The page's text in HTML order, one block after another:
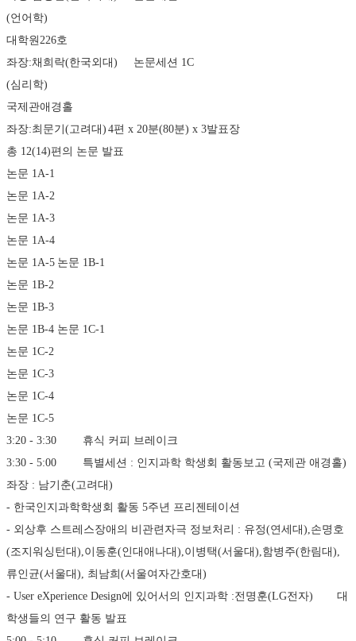
(언어학)
대학원226호
좌장:채희락(한국외대)	논문세션 1C
(심리학)
국제관애경홀
좌장:최문기(고려대)	4편 x 20분(80분) x 3발표장
총 12(14)편의 논문 발표
논문 1A-1
논문 1A-2
논문 1A-3
논문 1A-4
논문 1A-5	논문 1B-1
논문 1B-2
논문 1B-3
논문 1B-4	논문 1C-1
논문 1C-2
논문 1C-3
논문 1C-4
논문 1C-5
3:20 - 3:30	휴식	커피 브레이크
3:30 - 5:00	특별세션 : 인지과학 학생회 활동보고 (국제관 애경홀)
좌장 : 남기춘(고려대)
- 한국인지과학학생회 활동 5주년 프리젠테이션
- 외상후 스트레스장애의 비관련자극 정보처리 : 유정(연세대),손명호
(조지워싱턴대),이동훈(인대애나대),이병택(서울대),함병주(한림대),
류인균(서울대), 최남희(서울여자간호대)
- User eXperience Design에 있어서의 인지과학 :전명훈(LG전자)	대
학생들의 연구 활동 발표